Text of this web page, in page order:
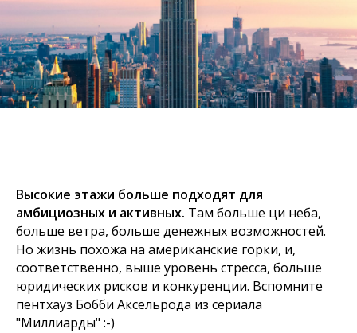
Высокие этажи больше подходят для
амбициозных и активных. Там больше ци неба,
больше ветра, больше денежных возможностей.
Но жизнь похожа на американские горки, и,
соответственно, выше уровень стресса, больше
юридических рисков и конкуренции. Вспомните
пентхауз Бобби Аксельрода из сериала
"Миллиарды" :-)